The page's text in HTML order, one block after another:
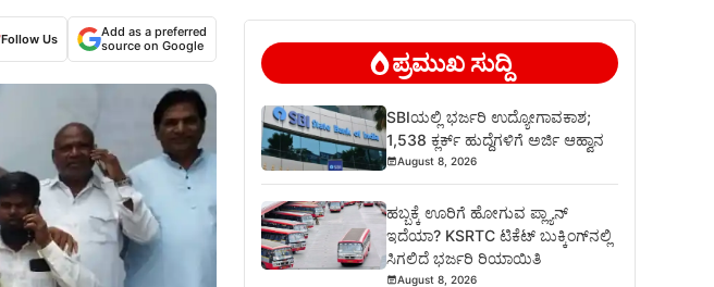
Follow Us
Add as a preferred
source on Google
ಪ್ರಮುಖ ಸುದ್ದಿ
SBIಯಲ್ಲಿ ಭರ್ಜರಿ ಉದ್ಯೋಗಾವಕಾಶ;
1,538 ಕ್ಲರ್ಕ್ ಹುದ್ದೆಗಳಿಗೆ ಅರ್ಜಿ ಆಹ್ವಾನ
August 8, 2026
ಹಬ್ಬಕ್ಕೆ ಊರಿಗೆ ಹೋಗುವ ಪ್ಲ್ಯಾನ್
ಇದೆಯಾ? KSRTC ಟಿಕೆಟ್ ಬುಕ್ಕಿಂಗ್‌ನಲ್ಲಿ
ಸಿಗಲಿದೆ ಭರ್ಜರಿ ರಿಯಾಯಿತಿ
August 8, 2026